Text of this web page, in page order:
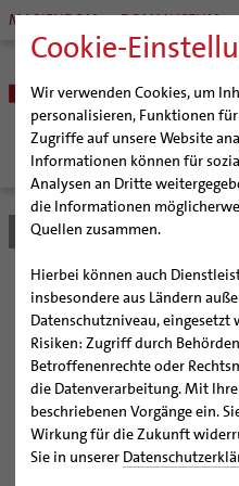
Cookie-
Wir verwenden Cookies, um
personalisieren, Funktionen
Zugriffe auf unsere Website
Informationen können für
Analysen an Dritte
die Informationen
Quellen zusammen.
Hierbei können auch
insbesondere aus Ländern
Datenschutzniveau, eingesetzt
Risiken: Zugriff durch
Betroffenenrechte oder
die Datenverarbeitung. Mit
beschriebenen Vorgänge ein.
Wirkung für die Zukunft
Sie in unserer
MARIENDOM DOMMUSEUM
BISTUM
Bischöfe
Weihbischof Dr. Martin
Bischof em. Norbert Trelle
Weihbischof em. Bongartz
Weihbischof em.
Weihbischof em. Koitz
Bischof em. Dr. Wüstenberg
Generalvikariat
Gremien
Diözesangericht
Gemeindegremien
Pfarrgemeinden
Hildesheimer Dom
Virtueller Rundgang durch
Tausendjähriger Rosenstock
Die Hildesheimer Dommusik
Wallfahrten | Pilgern
Termine Wallfahrten und
Jakobswege im Bistum
Veranstaltungen
Strategieprozess
Jugend
Bistum Hildesheim
Bischof
Sonntag
Gottesdienst im Dom
Jubiläums 30 Jahre